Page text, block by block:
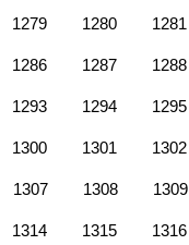
1279 1280 1281
1286 1287 1288
1293 1294 1295
1300 1301 1302
1307 1308 1309
1314 1315 1316